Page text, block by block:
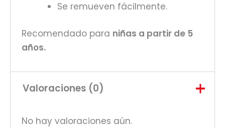
Se remueven fácilmente.
Recomendado para niñas a partir de 5
años.
Valoraciones (0)
No hay valoraciones aún.